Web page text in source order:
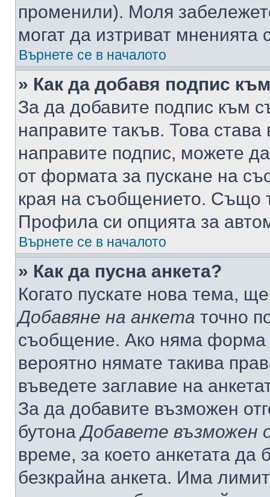
променили). Моля
могат да изтриват мненията
Върнете се в началото
» Как да добавя подпис
За да добавите подпис към
направите такъв. Това
направите подпис, можете
от формата за пускане на
края на съобщението. Също
Профила си опцията за
Върнете се в началото
» Как да пусна анкета?
Когато пускате нова тема,
Добавяне на анкета точно
съобщение. Ако няма форма
вероятно нямате такива
въведете заглавие на
За да добавите възможен
бутонаДобавете възможен
време, за което анкетата да
безкрайна анкета. Има